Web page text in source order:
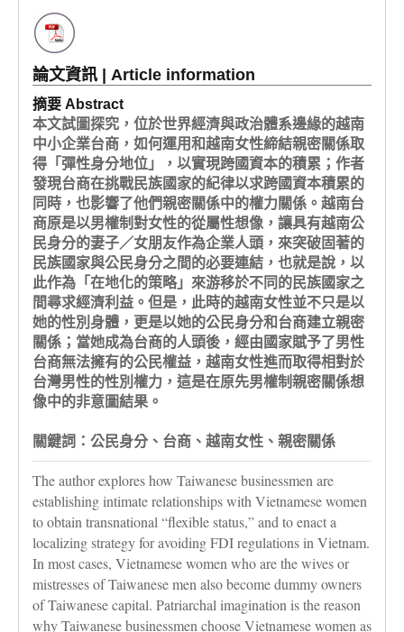
論文資訊 | Article information
摘要 Abstract
本文試圖探究，位於世界經濟與政治體系邊緣的越南
中小企業台商，如何運用和越南女性締結親密關係取
得「彈性身分地位」，以實現跨國資本的積累；作者
發現台商在挑戰民族國家的紀律以求跨國資本積累的
同時，也影響了他們親密關係中的權力關係。越南台
商原是以男權制對女性的從屬性想像，讓具有越南公
民身分的妻子／女朋友作為企業人頭，來突破固著的
民族國家與公民身分之間的必要連結，也就是說，以
此作為「在地化的策略」來游移於不同的民族國家之
間尋求經濟利益。但是，此時的越南女性並不只是以
她的性別身體，更是以她的公民身分和台商建立親密
關係；當她成為台商的人頭後，經由國家賦予了男性
台商無法擁有的公民權益，越南女性進而取得相對於
台灣男性的性別權力，這是在原先男權制親密關係想
像中的非意圖結果。
關鍵詞：公民身分、台商、越南女性、親密關係
The author explores how Taiwanese businessmen are
establishing intimate relationships with Vietnamese women
to obtain transnational “flexible status,” and to enact a
localizing strategy for avoiding FDI regulations in Vietnam.
In most cases, Vietnamese women who are the wives or
mistresses of Taiwanese men also become dummy owners
of Taiwanese capital. Patriarchal imagination is the reason
why Taiwanese businessmen choose Vietnamese women as